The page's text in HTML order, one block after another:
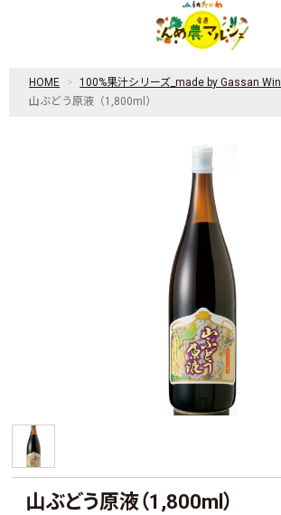
HOME
100%果汁シリーズ_made by Gassan
山ぶどう原液（1,800ml）
山ぶどう原液（1,800ml）